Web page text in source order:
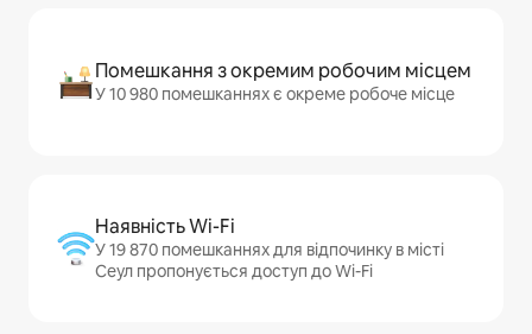
Помешкання з окремим робочим місцем
У 10 980 помешканнях є окреме робоче місце
Наявність Wi-Fi
У 19 870 помешканнях для відпочинку в місті
Сеул пропонується доступ до Wi-Fi